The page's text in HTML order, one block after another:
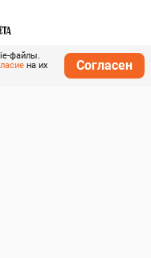
файлы.
на их
Согласен